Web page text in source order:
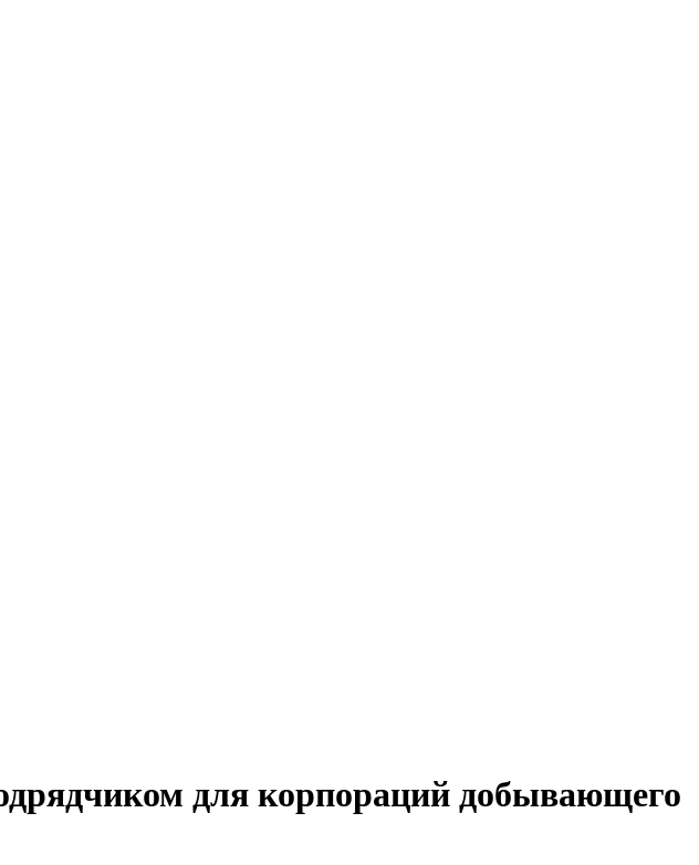
для корпораций добывающего